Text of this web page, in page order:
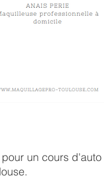
un cours d'auto